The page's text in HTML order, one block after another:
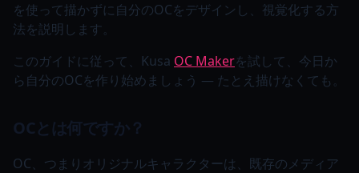
を使って描かずに自分のOCをデザインし、視覚化する方
法を説明します。
このガイドに従って、Kusa OC Makerを試して、今日か
ら自分のOCを作り始めましょう — たとえ描けなくても。
OCとは何ですか？
OC、つまりオリジナルキャラクターは、既存のメディア